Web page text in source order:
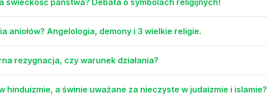
aniołów? Angelologia, demony i 3 wielkie religie.
rezygnacja, czy warunek działania?
hinduizmie, a świnie uważane za nieczyste w judaizmie i islamie?